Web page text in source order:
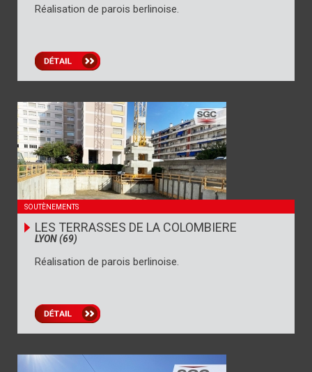
Réalisation de parois berlinoise.
SOUTÈNEMENTS
LES TERRASSES DE LA COLOMBIERE
LYON (69)
Réalisation de parois berlinoise.